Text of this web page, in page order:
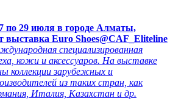
по 29 июля в городе Алматы,
выставка Euro Shoes@CAF_Eliteline
специализированная
кожи и аксессуаров. На выставке
коллекции зарубежных и
из таких стран, как
Италия, Казахстан и др.